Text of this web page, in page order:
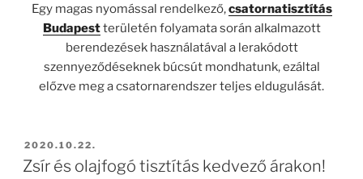
Egy magas nyomással rendelkező,csatornatisztítás
Budapestterületén folyamata során alkalmazott
berendezések használatával a lerakódott
szennyeződéseknek búcsút mondhatunk, ezáltal
előzve meg a csatornarendszer teljes eldugulását.
BEKÜLDVE:
2020.10.22.
Zsír és olajfogó tisztítás kedvező árakon!